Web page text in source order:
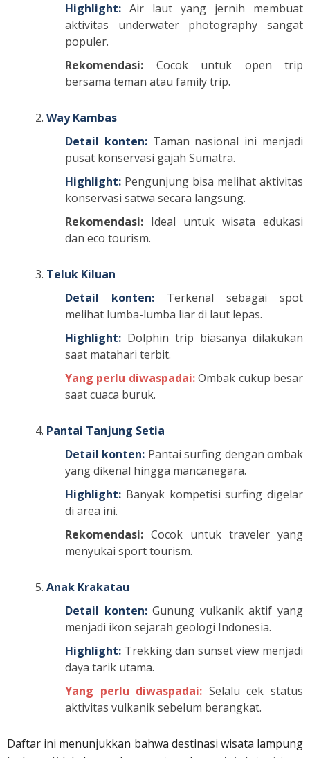
Highlight: Air laut yang jernih membuat
aktivitas underwater photography sangat
populer.
Rekomendasi: Cocok untuk open trip
bersama teman atau family trip.
Way Kambas
Detail konten:Taman nasional ini menjadi
pusat konservasi gajah Sumatra.
Highlight: Pengunjung bisa melihat aktivitas
konservasi satwa secara langsung.
Rekomendasi: Ideal untuk wisata edukasi
dan eco tourism.
Teluk Kiluan
Detail konten: Terkenal sebagai spot
melihat lumba-lumba liar di laut lepas.
Highlight: Dolphin trip biasanya dilakukan
saat matahari terbit.
Yang perlu diwaspadai:Ombak cukup besar
saat cuaca buruk.
Pantai Tanjung Setia
Detail konten: Pantai surfing dengan ombak
yang dikenal hingga mancanegara.
Highlight: Banyak kompetisi surfing digelar
di area ini.
Rekomendasi: Cocok untuk traveler yang
menyukai sport tourism.
Anak Krakatau
Detail konten:Gunung vulkanik aktif yang
menjadi ikon sejarah geologi Indonesia.
Highlight: Trekking dan sunset view menjadi
daya tarik utama.
Yang perlu diwaspadai: Selalu cek status
aktivitas vulkanik sebelum berangkat.
Daftar ini menunjukkan bahwa destinasi wisata lampung